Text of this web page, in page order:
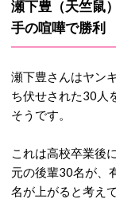
瀬下豊（天竺鼠
手の喧嘩で勝利
瀬下豊さんはヤン
ち伏せされた30人
そうです。
これは高校卒業後
元の後輩30名が、
名が上がると考え